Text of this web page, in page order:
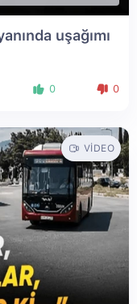
uşağımı
0 0
VIDEO